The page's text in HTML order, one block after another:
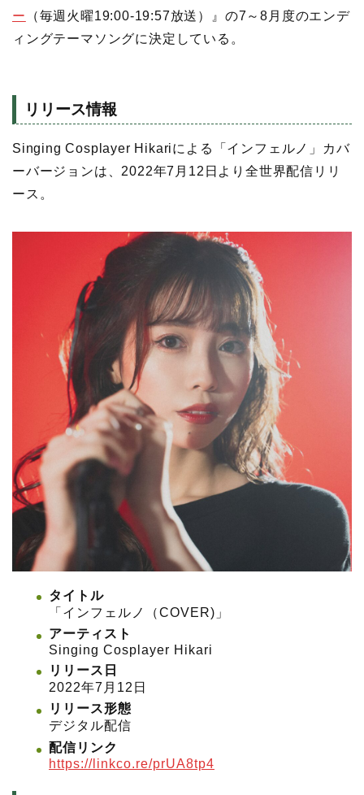
ー
（毎週火曜19:00-19:57放送）』の7～8月度のエンデ
ィングテーマソングに決定している。
リリース情報
Singing Cosplayer Hikariによる「インフェルノ」カバ
ーバージョンは、2022年7月12日より全世界配信リリ
ース。
タイトル
「インフェルノ（COVER)」
アーティスト
Singing Cosplayer Hikari
リリース日
2022年7月12日
リリース形態
デジタル配信
配信リンク
https://linkco.re/prUA8tp4